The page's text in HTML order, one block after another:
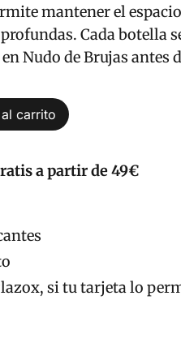
mantener el
Cada botella
Nudo de Brujas antes
carrito
a partir de 49€
si tu tarjeta lo